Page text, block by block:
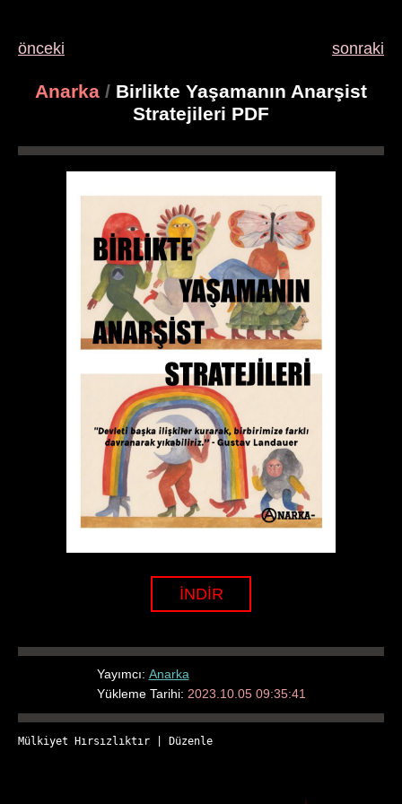
önceki sonraki
Anarka / Birlikte Yaşamanın Anarşist
Stratejileri PDF
İNDİR
Yayımcı: Anarka
Yükleme Tarihi: 2023.10.05 09:35:41
Mülkiyet Hırsızlıktır Düzenle